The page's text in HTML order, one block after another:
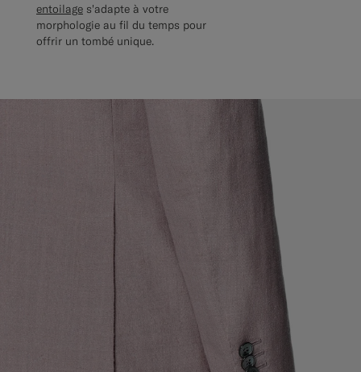
entoilage s'adapte à votre
morphologie au fil du temps pour
offrir un tombé unique.